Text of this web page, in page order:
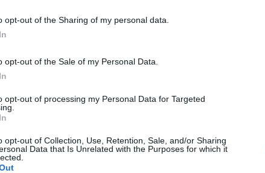
opt-out of the Sharing of my personal data.
opt-out of the Sale of my Personal Data.
opt-out of processing my Personal Data for Targeted
opt-out of Collection, Use, Retention, Sale, and/or Sharing
Data that Is Unrelated with the Purposes for which it
protestas
se registraron unos 800 homicidios.